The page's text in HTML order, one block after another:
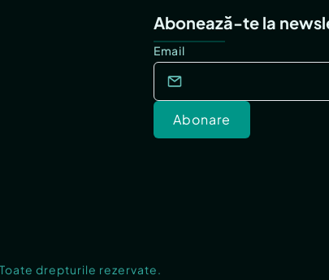
Abonează-te la
Email
Abonare
drepturile rezervate.